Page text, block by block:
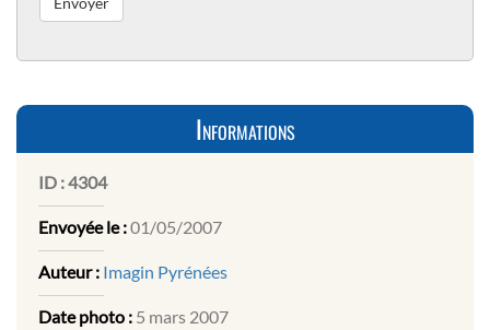
Informations
ID :4304
Envoyée le :01/05/2007
Auteur : Imagin Pyrénées
Date photo : 5 mars 2007